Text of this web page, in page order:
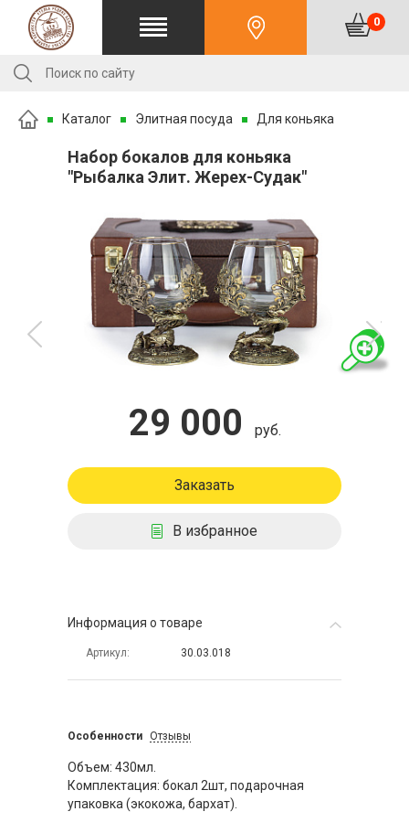
0
Каталог Элитная посуда Для коньяка
Набор бокалов для коньяка
"Рыбалка Элит. Жерех-Судак"
29 000 руб.
Заказать
В избранное
Информация о товаре
Артикул 30.03.018
Особенности Отзывы
Объем: 430мл.
Комплектация: бокал 2шт, подарочная
упаковка (экокожа, бархат).